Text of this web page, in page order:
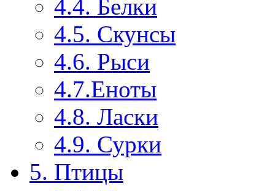
4.4. Белки
4.5. Скунсы
4.6. Рыси
4.7.Еноты
4.8. Ласки
4.9. Сурки
5. Птицы